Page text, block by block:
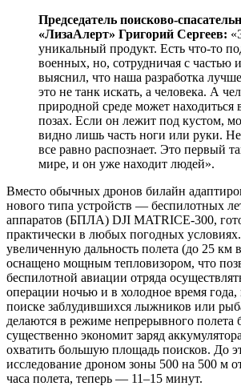
Председатель поисково-
«ЛизаАлерт» Григорий Сергеев:
уникальный продукт. Есть что-то
военных, но, сотрудничая с частью
выяснил, что наша разработка
это не танк искать, а человека. А
природной среде может находиться
позах. Если он лежит под кустом,
видно лишь часть ноги или руки.
все равно распознает. Это первый
мире, и он уже находит людей».
Вместо обычных дронов билайн
нового типа устройств — беспилотных
аппаратов (БПЛА) DJI MATRICE-300,
практически в любых погодных
увеличенную дальность полета (до 25 км
оснащено мощным тепловизором, что
беспилотной авиации отряда
операции ночью и в холодное время
поиске заблудившихся лыжников или
делаются в режиме непрерывного полета
существенно экономит заряд
охватить большую площадь поисков. До
исследование дроном зоны 500 на 500 м
часа полета, теперь — 11–15 минут.